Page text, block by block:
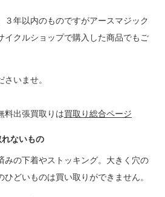
３年以内のものですがアースマジック
イクルショップで購入した商品でもご
いませ。
料出張買取りは買取り総合ページ
ないもの
みの下着やストッキング。大きく穴の
どいものは買い取りができません。